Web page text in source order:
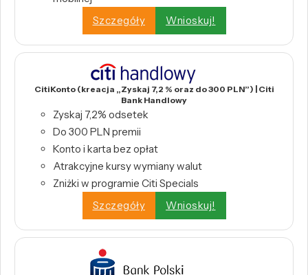
Szczegóły
Wnioskuj!
CitiKonto (kreacja „Zyskaj 7,2 % oraz do 300 PLN”) | Citi
Bank Handlowy
Zyskaj 7,2% odsetek
Do 300 PLN premii
Konto i karta bez opłat
Atrakcyjne kursy wymiany walut
Zniżki w programie Citi Specials
Szczegóły
Wnioskuj!